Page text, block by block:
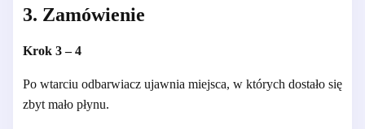
3. Zamówienie
Krok 3 – 4
Po wtarciu odbarwiacz ujawnia miejsca, w których dostało się
zbyt mało płynu.